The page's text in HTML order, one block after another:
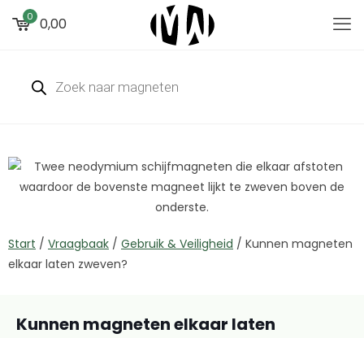
0 0,00
Start / Vraagbaak / Gebruik & Veiligheid / Kunnen magneten
elkaar laten zweven?
Kunnen magneten elkaar laten